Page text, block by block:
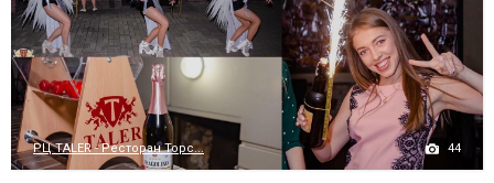
РЦ TALER - Ресторан Торс... 44